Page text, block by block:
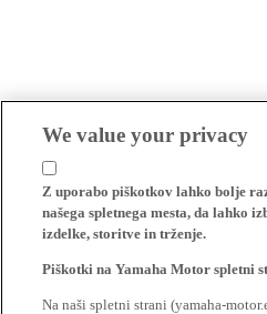
We value your privacy
Z uporabo piškotkov lahko bolje
našega spletnega mesta, da lahko
izdelke, storitve in trženje.
Piškotki na Yamaha Motor spletni
Na naši spletni strani (yamaha-